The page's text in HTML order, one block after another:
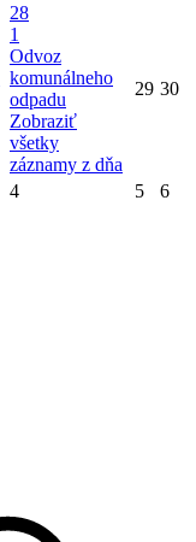
28
1
Odvoz
komunálneho
odpadu
Zobraziť
všetky
záznamy z dňa
29 30
4 5 6